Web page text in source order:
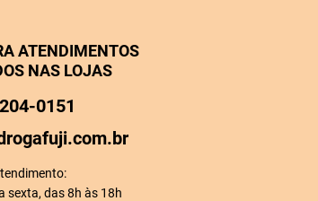
ATENDIMENTOS
NAS LOJAS
0151
sexta, das 8h às 18h